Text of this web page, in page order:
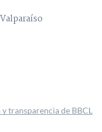
y transparencia de BBCL